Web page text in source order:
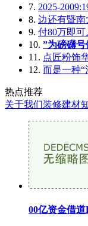
7. 2025-
8. 边还有暨
9. 付80万即
10. ”为磅礴
11. 点匠粉饰
12. 而是一种“
热点推荐
关于我们装修建材
00亿资金借